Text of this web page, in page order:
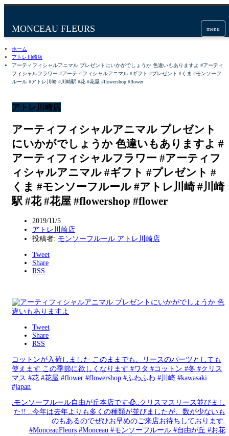
menu
ホーム
アトレ川崎店
アーティフィシャルアニマル プレゼントにいかがでしょうか 色違いもありますよ #アーティ
フィシャルフラワー #アーティフィシャルアニマル #ギフト #プレゼント #くま #モンソーフ
ルール #アトレ川崎 #川崎駅 #花 #花屋 #flowershop #flower
アトレ川崎店
アーティフィシャルアニマル プレゼント
にいかがでしょうか 色違いもありますよ #
アーティフィシャルフラワー #アーティフ
ィシャルアニマル #ギフト #プレゼント #
くま #モンソーフルール #アトレ川崎 #川崎
駅 #花 #花屋 #flowershop #flower
2019/11/5
アトレ川崎店
投稿者: モンソーフルール アトレ川崎店
Tweet
Share
RSS
Tweet
Share
RSS
コットンが入荷しました️ このままでも、リースのパーツとしても
使えます この季節に欲しくなります️ #ワタ #コットン #冬 #クリス
マス #花 #花屋 #flower #flowershop #ふわふわ #川崎 #kawasaki
#japan
.モンソーフルール自由が丘本店です🥀..クリスマスリース並びまし
た!! ..今年は去年よりも多くの種類が並びましたが、数が少ないも
のもあるのでぜひお早めのご来店お待ちしております️.
#MonceauFleurs #Monceau #モンソーフルール #自由が丘 #お花